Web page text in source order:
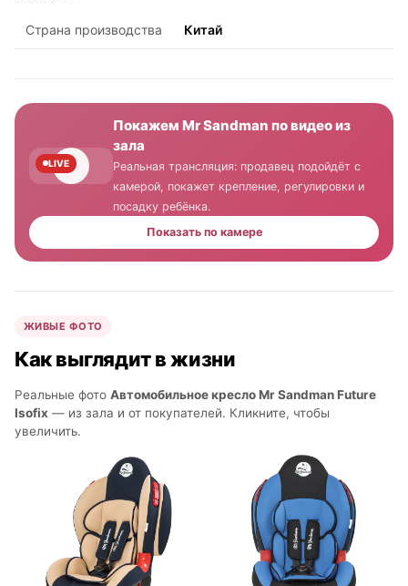
Страна производства Китай
LIVE
Покажем Mr Sandman по видео из
зала
Реальная трансляция: продавец подойдёт с
камерой, покажет крепление, регулировки и
посадку ребёнка.
Показать по камере
ЖИВЫЕ ФОТО
Как выглядит в жизни
Реальные фото Автомобильное кресло Mr Sandman Future
Isofix — из зала и от покупателей. Кликните, чтобы
увеличить.